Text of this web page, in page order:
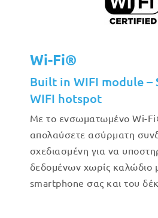
Wi-Fi®
Built in WIFI module –
WIFI hotspot
Με το ενσωματωμένο Wi-
απολαύσετε ασύρματη
σχεδιασμένη για να
δεδομένων χωρίς καλώδιο
smartphone σας και του